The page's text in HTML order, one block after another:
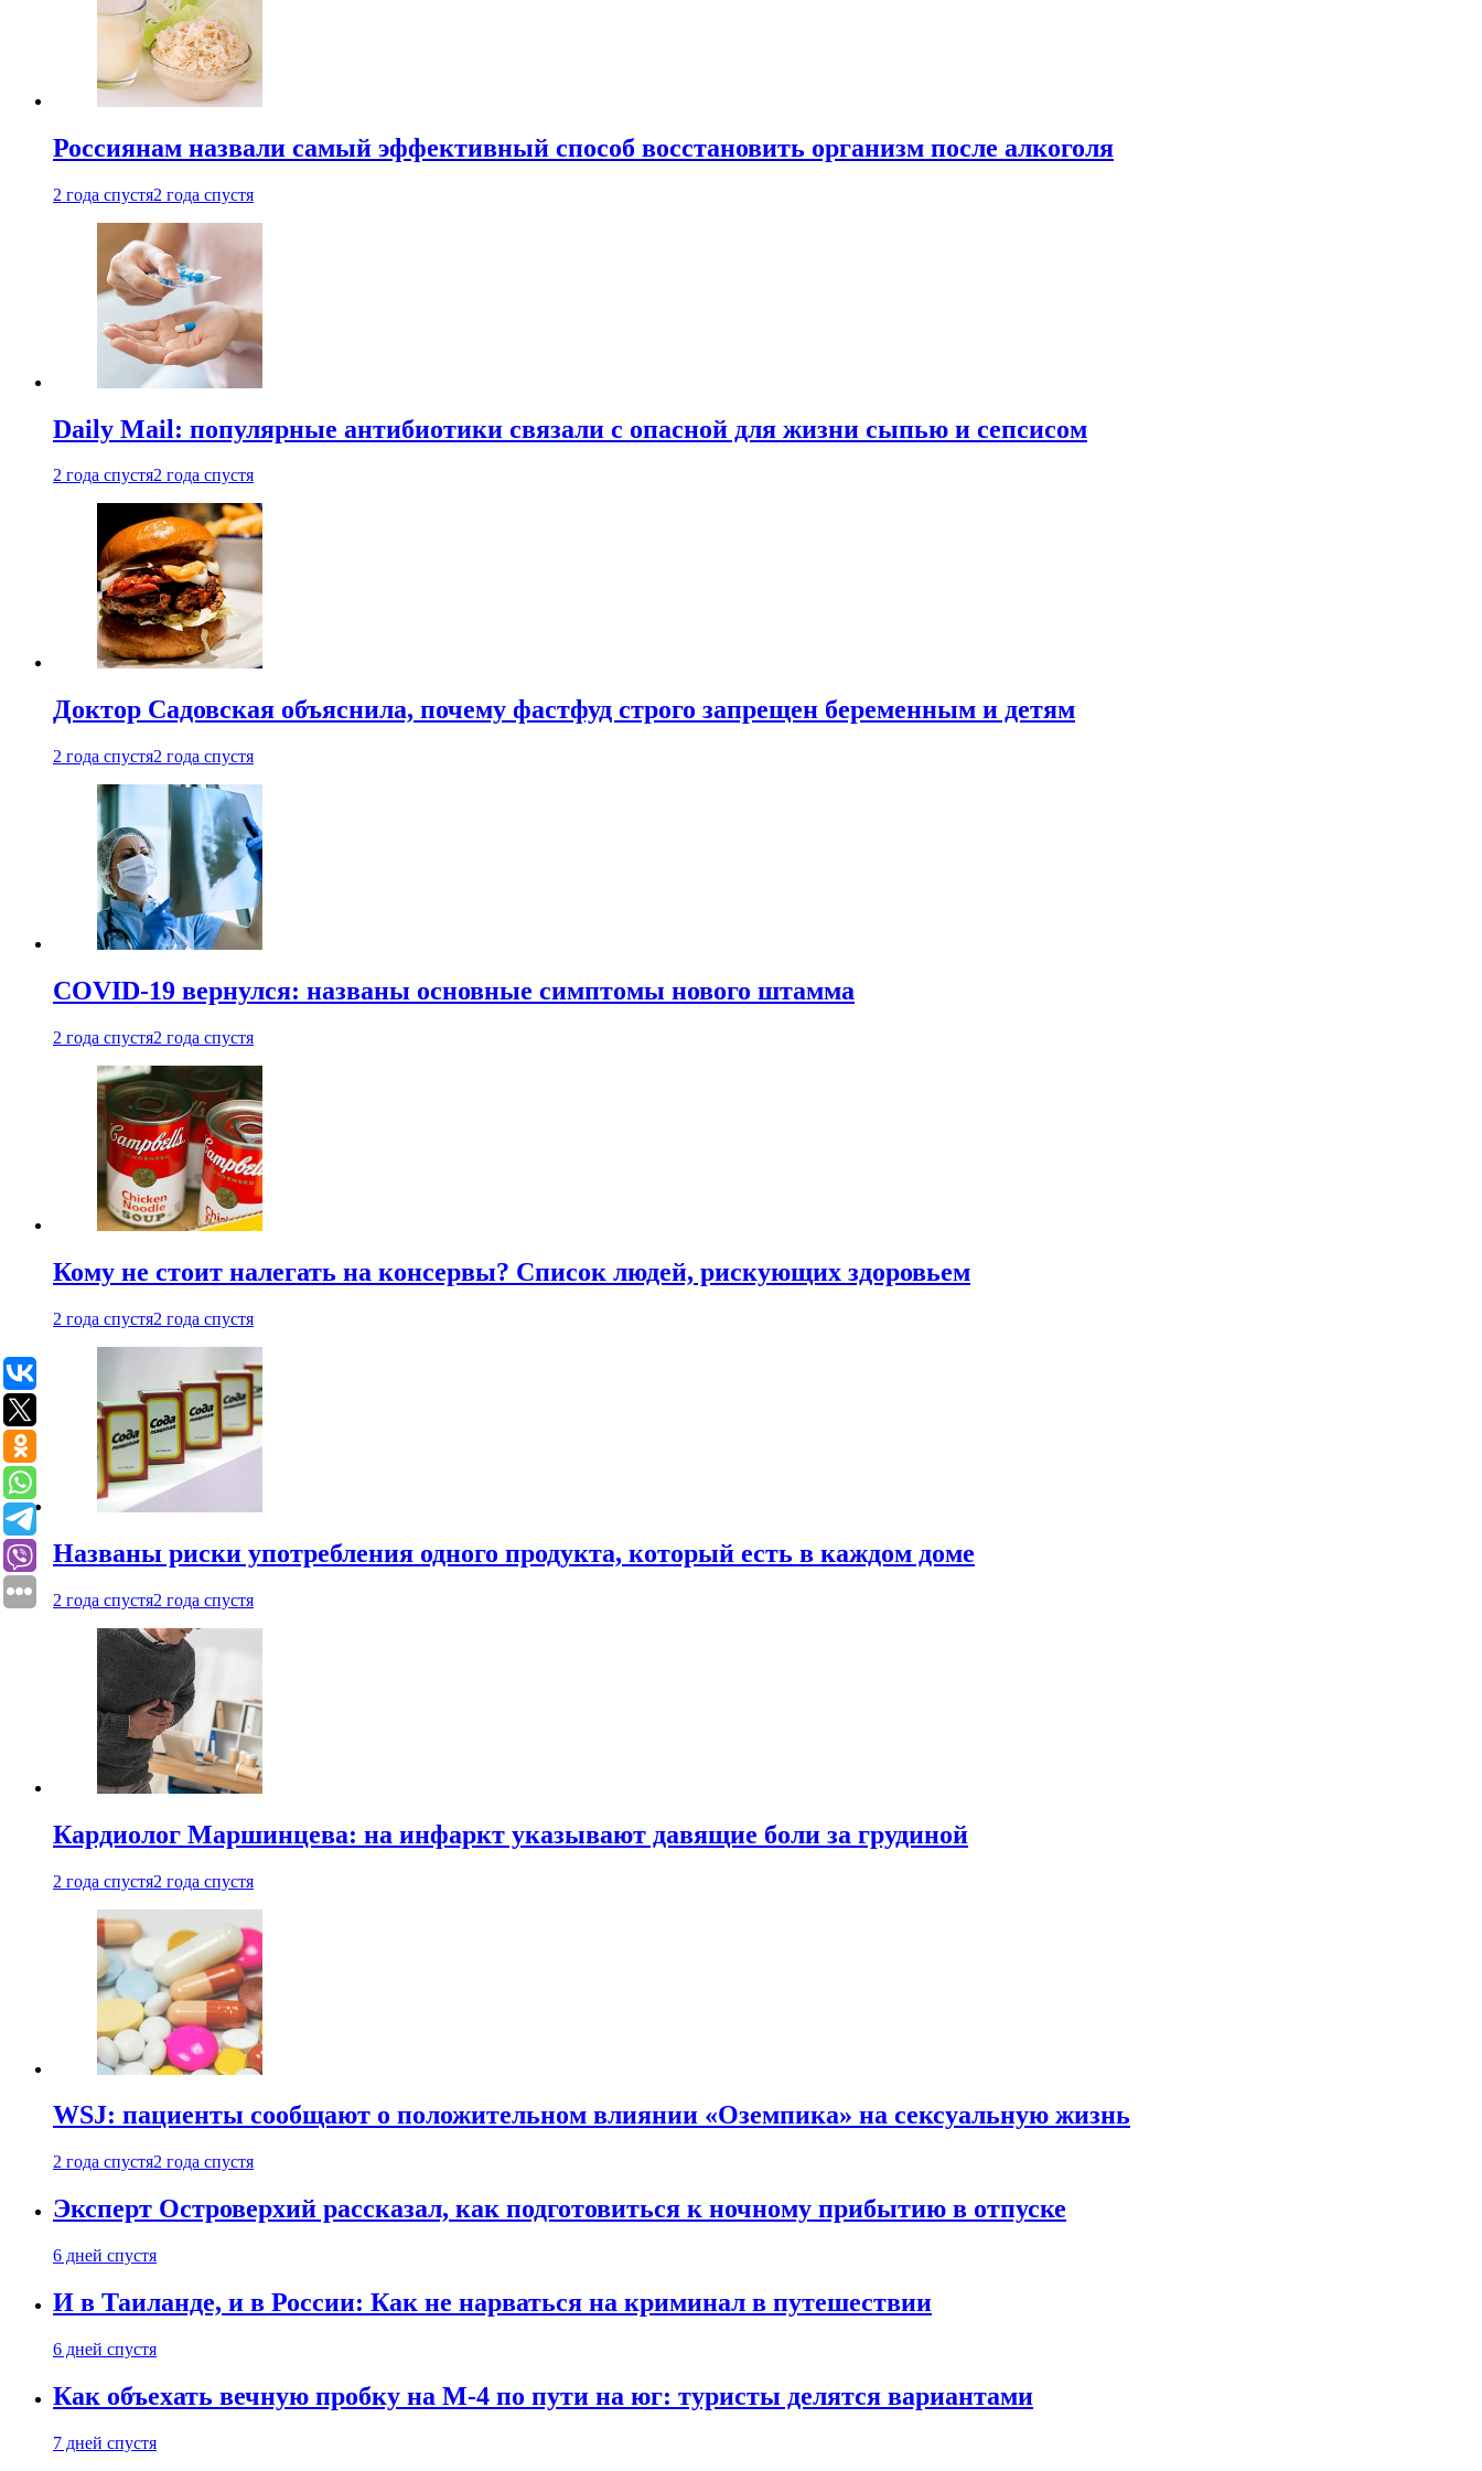
Россиянам назвали самый эффективный способ восстановить организм после алкоголя
2 года спустя2 года спустя
Daily Mail: популярные антибиотики связали с опасной для жизни сыпью и сепсисом
2 года спустя2 года спустя
Доктор Садовская объяснила, почему фастфуд строго запрещен беременным и детям
2 года спустя2 года спустя
COVID-19 вернулся: названы основные симптомы нового штамма
2 года спустя2 года спустя
Кому не стоит налегать на консервы? Список людей, рискующих здоровьем
2 года спустя2 года спустя
Названы риски употребления одного продукта, который есть в каждом доме
2 года спустя2 года спустя
Кардиолог Маршинцева: на инфаркт указывают давящие боли за грудиной
2 года спустя2 года спустя
WSJ: пациенты сообщают о положительном влиянии «Оземпика» на сексуальную жизнь
2 года спустя2 года спустя
Эксперт Островерхий рассказал, как подготовиться к ночному прибытию в отпуске
6 дней спустя
И в Таиланде, и в России: Как не нарваться на криминал в путешествии
6 дней спустя
Как объехать вечную пробку на М-4 по пути на юг: туристы делятся вариантами
7 дней спустя